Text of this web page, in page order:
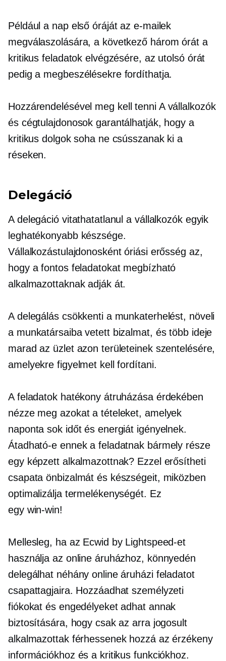
Például a nap első óráját az e-mailek
megválaszolására, a következő három órát a
kritikus feladatok elvégzésére, az utolsó órát
pedig a megbeszélésekre fordíthatja.
Hozzárendelésével meg kell tenniA vállalkozók
és cégtulajdonosok garantálhatják, hogy a
kritikus dolgok soha ne csússzanak ki a
réseken.
Delegáció
A delegáció vitathatatlanul a vállalkozók egyik
leghatékonyabb készsége.
Vállalkozástulajdonosként óriási erősség az,
hogy a fontos feladatokat megbízható
alkalmazottaknak adják át.
A delegálás csökkenti a munkaterhelést, növeli
a munkatársaiba vetett bizalmat, és több ideje
marad az üzlet azon területeinek szentelésére,
amelyekre figyelmet kell fordítani.
A feladatok hatékony átruházása érdekében
nézze meg azokat a tételeket, amelyek
naponta sok időt és energiát igényelnek.
Átadható-e ennek a feladatnak bármely része
egy képzett alkalmazottnak? Ezzel erősítheti
csapata önbizalmát és készségeit, miközben
optimalizálja termelékenységét. Ez
egy win-win!
Mellesleg, ha az Ecwid by Lightspeed-et
használja az online áruházhoz, könnyedén
delegálhat néhány online áruházi feladatot
csapattagjaira. Hozzáadhat személyzeti
fiókokat és engedélyeket adhat annak
biztosítására, hogy csak az arra jogosult
alkalmazottak férhessenek hozzá az érzékeny
információkhoz és a kritikus funkciókhoz.